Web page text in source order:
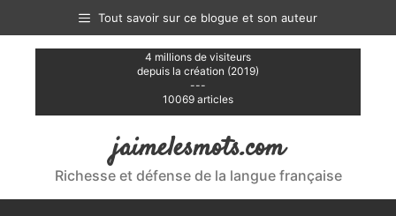
contenu
Tout savoir sur ce blogue et son auteur
4 millions de visiteurs
depuis la création (2019)
---
10069 articles
jaimelesmots.com
Richesse et défense de la langue française